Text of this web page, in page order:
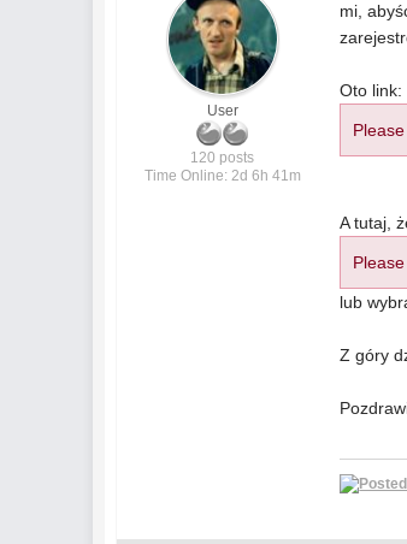
User
120 posts
Time Online: 2d 6h 41m
mi,
Oto link:
Please
A tutaj,
Please
lub
Z góry